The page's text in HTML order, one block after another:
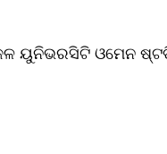
ୟୁନିଭରସିଟି ଓମେନ